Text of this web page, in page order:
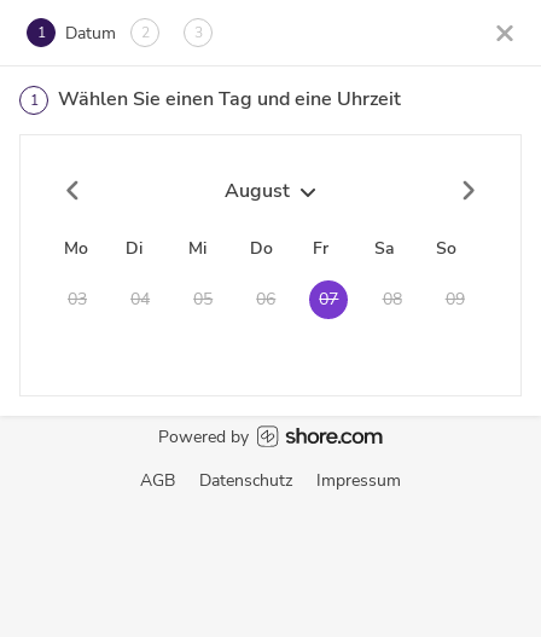
1 Datum 2 3
1 Wählen Sie einen Tag und eine Uhrzeit
August
Mo Di Mi Do Fr Sa So
03 04 05 06 07 08 09
Powered by
AGB
Datenschutz Impressum